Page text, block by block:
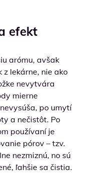
efekt
arómu, avšak
lekárne, nie ako
nevytvára
mierne
po umytí
a nečistôt. Po
používaní je
pórov – tzv.
nezmiznú, no sú
ľahšie sa čistia.